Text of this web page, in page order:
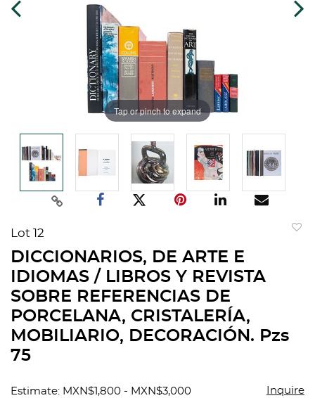
Tap or pinch to expand
Lot 12
DICCIONARIOS, DE ARTE E
IDIOMAS / LIBROS Y REVISTA
SOBRE REFERENCIAS DE
PORCELANA, CRISTALERÍA,
MOBILIARIO, DECORACIÓN. Pzs
75
Estimate: MXN$1,800 - MXN$3,000 Inquire